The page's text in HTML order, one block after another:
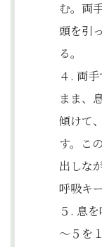
む。両
頭を引
る。
４. 両
まま、
傾けて
す。こ
出しな
呼吸キー
５. 息
～５を